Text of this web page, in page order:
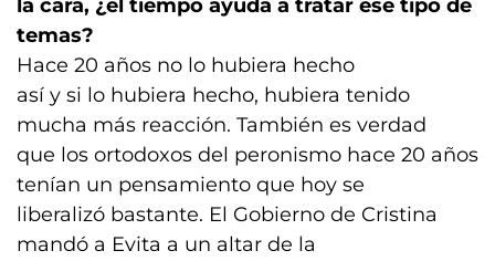
la cara, ¿el tiempo ayuda a tratar ese tipo de
temas?
Hace 20 años no lo hubiera hecho
así y si lo hubiera hecho, hubiera tenido
mucha más reacción. También es verdad
que los ortodoxos del peronismo hace 20 años
tenían un pensamiento que hoy se
liberalizó bastante. El Gobierno de Cristina
mandó a Evita a un altar de la